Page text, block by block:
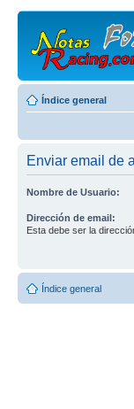
Índice general
Enviar email de
Nombre de Usuario:
Dirección de email:
Esta debe ser la
Índice general